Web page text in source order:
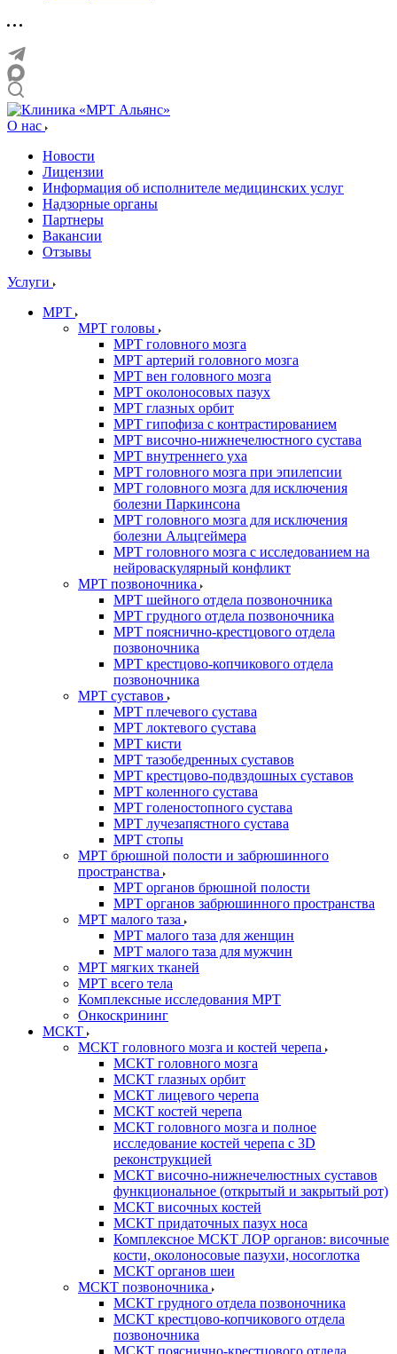
О нас
Новости
Лицензии
Информация об исполнителе медицинских услуг
Надзорные органы
Партнеры
Вакансии
Отзывы
Услуги
МРТ
МРТ головы
МРТ головного мозга
МРТ артерий головного мозга
МРТ вен головного мозга
МРТ околоносовых пазух
МРТ глазных орбит
МРТ гипофиза с контрастированием
МРТ височно-нижнечелюстного сустава
МРТ внутреннего уха
МРТ головного мозга при эпилепсии
МРТ головного мозга для исключения
болезни Паркинсона
МРТ головного мозга для исключения
болезни Альцгеймера
МРТ головного мозга с исследованием на
нейроваскулярный конфликт
МРТ позвоночника
МРТ шейного отдела позвоночника
МРТ грудного отдела позвоночника
МРТ пояснично-крестцового отдела
позвоночника
МРТ крестцово-копчикового отдела
позвоночника
МРТ суставов
МРТ плечевого сустава
МРТ локтевого сустава
МРТ кисти
МРТ тазобедренных суставов
МРТ крестцово-подвздошных суставов
МРТ коленного сустава
МРТ голеностопного сустава
МРТ лучезапястного сустава
МРТ стопы
МРТ брюшной полости и забрюшинного
пространства
МРТ органов брюшной полости
МРТ органов забрюшинного пространства
МРТ малого таза
МРТ малого таза для женщин
МРТ малого таза для мужчин
МРТ мягких тканей
МРТ всего тела
Комплексные исследования МРТ
Онкоскрининг
МСКТ
МСКТ головного мозга и костей черепа
МСКТ головного мозга
МСКТ глазных орбит
МСКТ лицевого черепа
МСКТ костей черепа
МСКТ головного мозга и полное
исследование костей черепа с 3D
реконструкцией
МСКТ височно-нижнечелюстных суставов
функциональное (открытый и закрытый рот)
МСКТ височных костей
МСКТ придаточных пазух носа
Комплексное МСКТ ЛОР органов: височные
кости, околоносовые пазухи, носоглотка
МСКТ органов шеи
МСКТ позвоночника
МСКТ грудного отдела позвоночника
МСКТ крестцово-копчикового отдела
позвоночника
МСКТ пояснично-крестцового отдела